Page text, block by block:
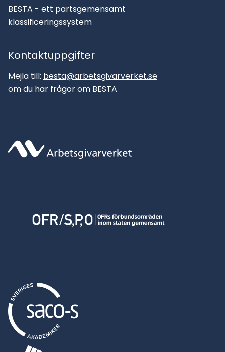
BESTA - ett partsgemensamt
klassificeringssystem
Kontaktuppgifter
Mejla till: besta@arbetsgivarverket.se
om du har frågor om BESTA